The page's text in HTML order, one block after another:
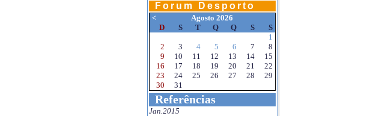
Forum Desporto
<
Agosto 2026
D
S T Q Q S
S
1
2
3 4 5 6 7
8
9
10 11 12 13 14
15
16
17 18 19 20 21
22
23
24 25 26 27 28
29
30
31
Referências
Jan.2015